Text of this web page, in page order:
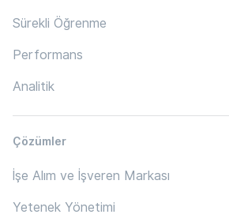
Sürekli Öğrenme
Performans
Analitik
Çözümler
İşe Alım ve İşveren Markası
Yetenek Yönetimi